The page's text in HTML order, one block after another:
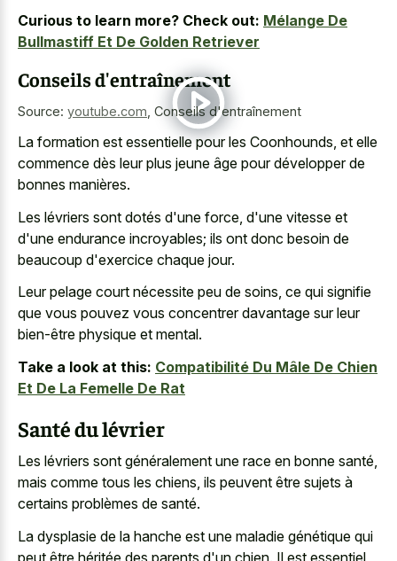
Curious to learn more? Check out: Mélange De
Bullmastiff Et De Golden Retriever
Conseils d'entraînement
Source: youtube.com Conseils d'entraînement
La formation est essentielle pour les Coonhounds, et elle
commence dès leur plus jeune âge pour développer de
bonnes manières.
Les lévriers sont dotés d'une force, d'une vitesse et
d'une endurance incroyables; ils ont donc besoin de
beaucoup d'exercice chaque jour.
Leur pelage court nécessite peu de soins, ce qui signifie
que vous pouvez vous concentrer davantage sur leur
bien-être physique et mental.
Take a look at this: Compatibilité Du Mâle De Chien
Et De La Femelle De Rat
Santé du lévrier
Les lévriers sont généralement une race en bonne santé,
mais comme tous les chiens, ils peuvent être sujets à
certains problèmes de santé.
La dysplasie de la hanche est une maladie génétique qui
peut être héritée des parents d'un chien. Il est essentiel